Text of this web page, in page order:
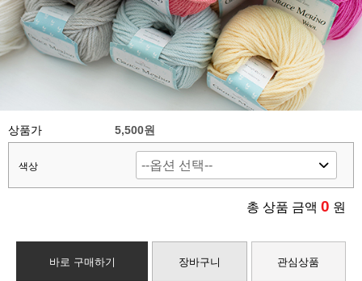
상품가 5,500원
색상
총 상품 금액 0 원
바로 구매하기 장바구니 관심상품